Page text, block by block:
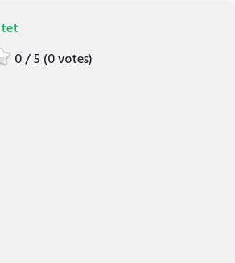
0 / 5 (0 votes)